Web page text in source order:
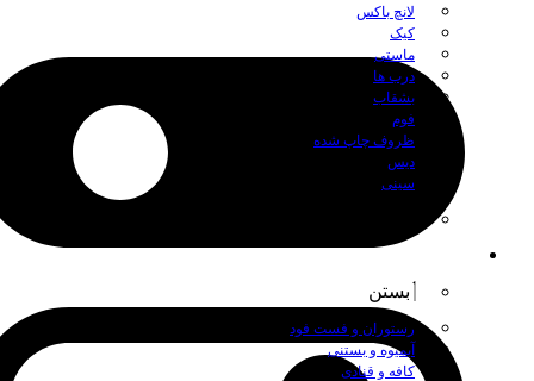
لانچ باکس
کیک
ماستی
درب ها
بشقاب
فوم
ظروف چاپ شده
دیس
سینی
بستن
رستوران و فست فود
آبمیوه و بستنی
کافه و قنادی